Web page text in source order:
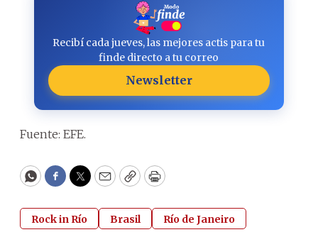
Recibí cada jueves, las mejores actis para tu
finde directo a tu correo
Newsletter
Fuente: EFE.
WhatsApp
Facebook
Twitter
EmailCopyPrint
Rock in Río Brasil Río de Janeiro